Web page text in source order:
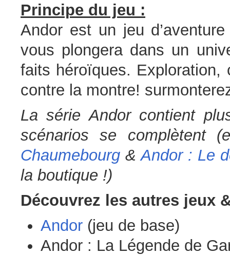
Principe du jeu :
Andor est un jeu
vous plongera dans un
faits héroïques. Exploration,
contre la montre!
La série Andor contient
scénarios se complètent
Chaumebourg &Andor : Le
la boutique !)
Découvrez les autres jeux
Andor(jeu de base)
Andor : La Légende de